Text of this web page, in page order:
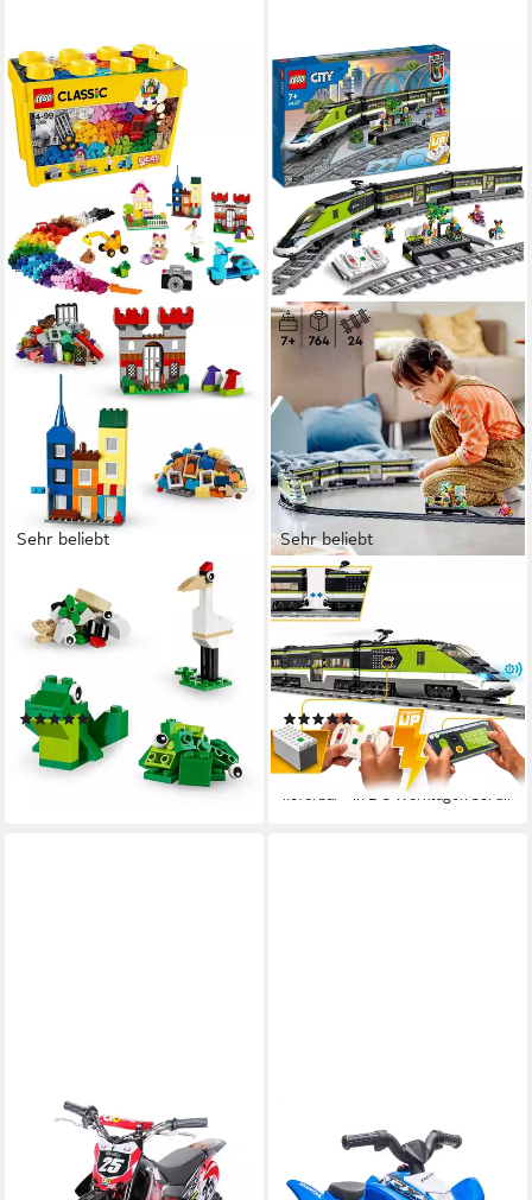
Sehr beliebt
Große Steine-Box (10698),
LEGO® Classic
Konstruktionsspielsteine,
(790 St), Made in Europe
(511)
34,99 € UVP49,99 €
-30%
lieferbar - in 1-2 Werktagen bei dir
Sehr beliebt
LEGO®
Personen-Schnellzug
(60337), LEGO® City
Konstruktionsspielsteine,
(764 St)
(76)
112,41 € UVP159,99 €
-30%
lieferbar - in 2-3 Werktagen bei dir